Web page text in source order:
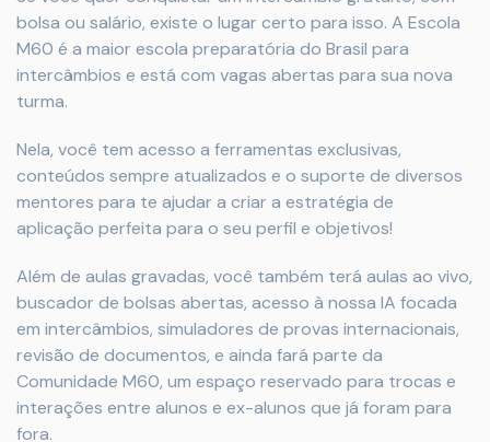
bolsa ou salário, existe o lugar certo para isso. A Escola
M60 é a maior escola preparatória do Brasil para
intercâmbios e está com vagas abertas para sua nova
turma.
Nela, você tem acesso a ferramentas exclusivas,
conteúdos sempre atualizados e o suporte de diversos
mentores para te ajudar a criar a estratégia de
aplicação perfeita para o seu perfil e objetivos!
Além de aulas gravadas, você também terá aulas ao vivo,
buscador de bolsas abertas, acesso à nossa IA focada
em intercâmbios, simuladores de provas internacionais,
revisão de documentos, e ainda fará parte da
Comunidade M60, um espaço reservado para trocas e
interações entre alunos e ex-alunos que já foram para
fora.